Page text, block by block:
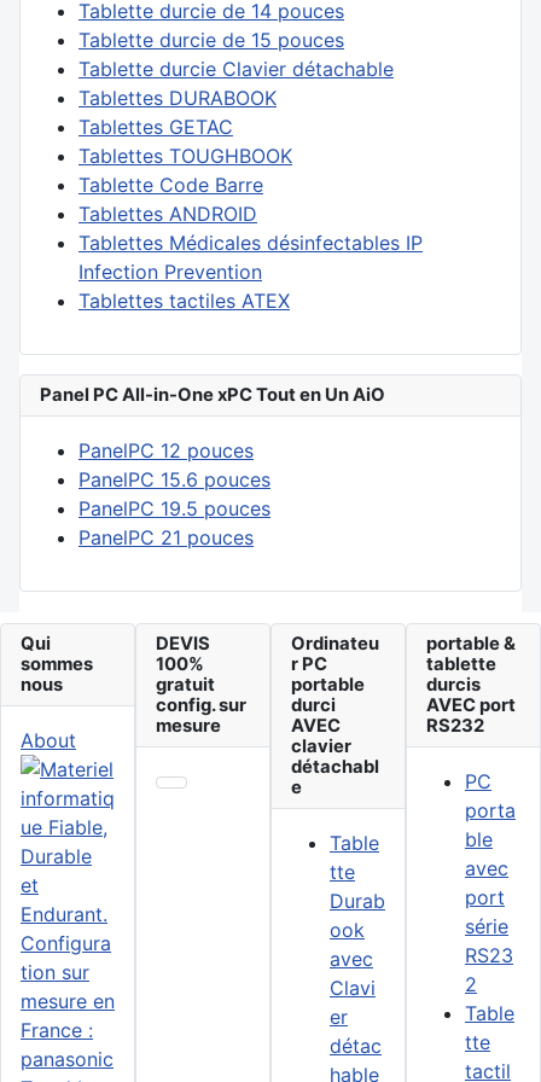
Tablette durcie de 14 pouces
Tablette durcie de 15 pouces
Tablette durcie Clavier détachable
Tablettes DURABOOK
Tablettes GETAC
Tablettes TOUGHBOOK
Tablette Code Barre
Tablettes ANDROID
Tablettes Médicales désinfectables IP
Infection Prevention
Tablettes tactiles ATEX
Panel PC All-in-One xPC Tout en Un AiO
PanelPC 12 pouces
PanelPC 15.6 pouces
PanelPC 19.5 pouces
PanelPC 21 pouces
Qui
sommes
nous
About
DEVIS
100%
gratuit
config. sur
mesure
Ordinateu
r PC
portable
durci
AVEC
clavier
détachabl
e
Table
tte
Durab
ook
avec
Clavi
er
détac
hable
portable &
tablette
durcis
AVEC port
RS232
PC
porta
ble
avec
port
série
RS23
2
Table
tte
tactil